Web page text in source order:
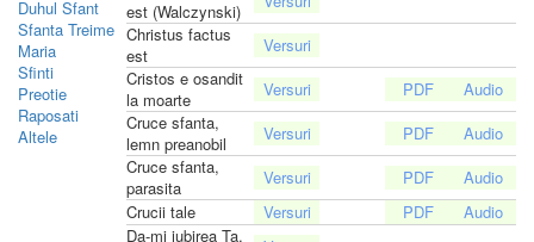
Duhul Sfant
Sfanta Treime
Maria
Sfinti
Preotie
Raposati
Altele
est (Walczynski)
Christus factus
est
Cristos e osandit
la moarte
Cruce sfanta,
lemn preanobil
Cruce sfanta,
parasita
Crucii tale
Da-mi iubirea Ta,